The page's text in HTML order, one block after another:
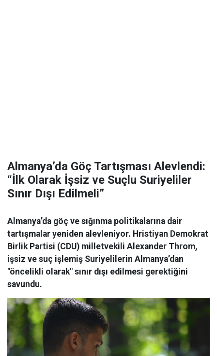
Almanya’da Göç Tartışması Alevlendi:
“İlk Olarak İşsiz ve Suçlu Suriyeliler
Sınır Dışı Edilmeli”
Almanya’da göç ve sığınma politikalarına dair
tartışmalar yeniden alevleniyor. Hristiyan Demokrat
Birlik Partisi (CDU) milletvekili Alexander Throm,
işsiz ve suç işlemiş Suriyelilerin Almanya’dan
"öncelikli olarak" sınır dışı edilmesi gerektiğini
savundu.